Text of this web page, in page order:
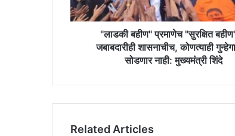
शासनाचीच,
कोणत्याही
"लाडकी बहीण" प्रमाणेच "सुरक्षित
जबाबदारीही शासनाचीच, कोणत्याही
सोडणार नाही: मुख्यमंत्री शिंदे
Related Articles